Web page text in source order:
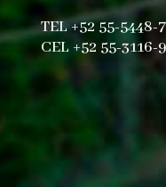
TEL +52 55-5448-
CEL +52 55-3116-